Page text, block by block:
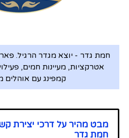
חמת גדר - יוצא מגדר הרגיל.
אטרקציות, מעיינות חמים,
קמפינג עם אוהלים
מבט מהיר על דרכי יצירת
חמת גדר